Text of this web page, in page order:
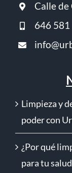
Calle
646
Limpieza y
poder con
¿Por qué
para tu